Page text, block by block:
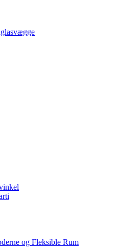
og Fleksible Rum